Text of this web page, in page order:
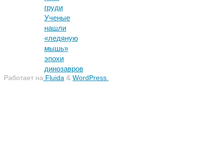
груди
Ученые
нашли
«ледяную
мышь»
эпохи
динозавров
Работает на Fluida & WordPress.